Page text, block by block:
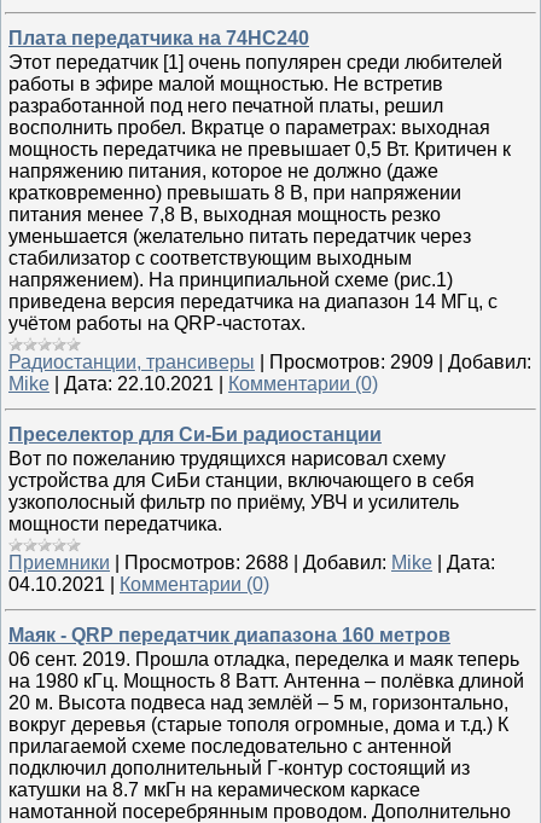
Плата передатчика на 74HC240
Этот передатчик [1] очень популярен среди любителей
работы в эфире малой мощностью. Не встретив
разработанной под него печатной платы, решил
восполнить пробел. Вкратце о параметрах: выходная
мощность передатчика не превышает 0,5 Вт. Критичен к
напряжению питания, которое не должно (даже
кратковременно) превышать 8 В, при напряжении
питания менее 7,8 В, выходная мощность резко
уменьшается (желательно питать передатчик через
стабилизатор с соответствующим выходным
напряжением). На принципиальной схеме (рис.1)
приведена версия передатчика на диапазон 14 МГц, с
учётом работы на QRP-частотах.
Радиостанции, трансиверы
Просмотров: 2909
Добавил:
Mike
Дата: 22.10.2021 Комментарии (0)
Преселектор для Си-Би радиостанции
Вот по пожеланию трудящихся нарисовал схему
устройства для СиБи станции, включающего в себя
узкополосный фильтр по приёму, УВЧ и усилитель
мощности передатчика.
Приемники
Просмотров: 2688 Добавил: Mike
Дата:
04.10.2021
Комментарии (0)
Маяк - QRP передатчик диапазона 160 метров
06 сент. 2019. Прошла отладка, переделка и маяк теперь
на 1980 кГц. Мощность 8 Ватт. Антенна – полёвка длиной
20 м. Высота подвеса над землёй – 5 м, горизонтально,
вокруг деревья (старые тополя огромные, дома и т.д.) К
прилагаемой схеме последовательно с антенной
подключил дополнительный Г-контур состоящий из
катушки на 8.7 мкГн на керамическом каркасе
намотанной посеребрянным проводом. Дополнительно